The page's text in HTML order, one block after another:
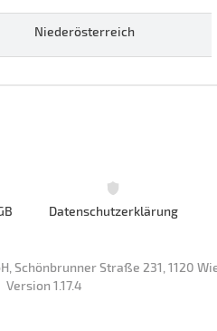
Niederösterreich
Datenschutzerklärung
Schönbrunner Straße 231, 1120
Version 1.17.4